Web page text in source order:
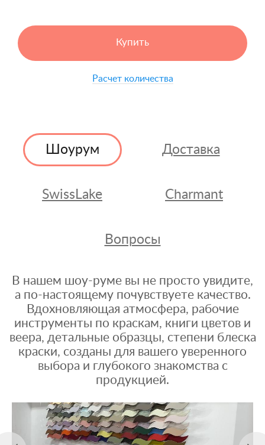
Купить
Расчет количества
Шоурум Доставка
SwissLake Charmant
Вопросы
В нашем шоу-руме вы не просто увидите,
а по-настоящему почувствуете качество.
Вдохновляющая атмосфера, рабочие
инструменты по краскам, книги цветов и
веера, детальные образцы, степени блеска
краски, созданы для вашего уверенного
выбора и глубокого знакомства с
продукцией.